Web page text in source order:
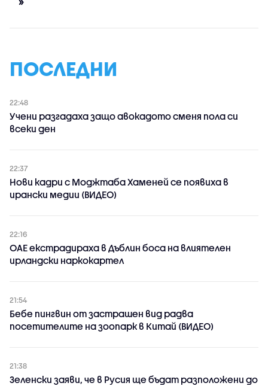
ПОСЛЕДНИ
22:48
Учени разгадаха защо авокадото сменя пола си
всеки ден
22:37
Нови кадри с Моджтаба Хаменей се появиха в
ирански медии (ВИДЕО)
22:16
ОАЕ екстрадираха в Дъблин боса на влиятелен
ирландски наркокартел
21:54
Бебе пингвин от застрашен вид радва
посетителите на зоопарк в Китай (ВИДЕО)
21:38
Зеленски заяви, че в Русия ще бъдат разположени до